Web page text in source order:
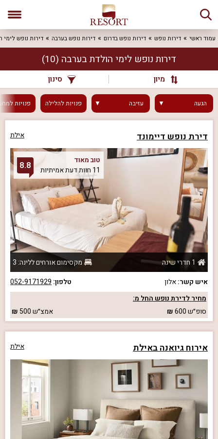
עמוד ראשי דירות נופש דירות נופש בדרום דירות נופש בערבה דירות נופש לימי
דירות נופש לימי הולדת בערבה (10)
מיון סינון
הגעה עזיבה פנויותלהלילה פנויות
דירת נופש דיימונד אילת
טוב מאוד
11 חוות דעת אמיתיות
8.8
1 חדרי שינה
מקסימום אורחים ללינה: 3
איש קשר:אלון טלפון: 052-9171929
מחיר לדירת נופש החל מ:
סופ״ש600 אמצ״ש500
אירוח גיואנה באילת אילת